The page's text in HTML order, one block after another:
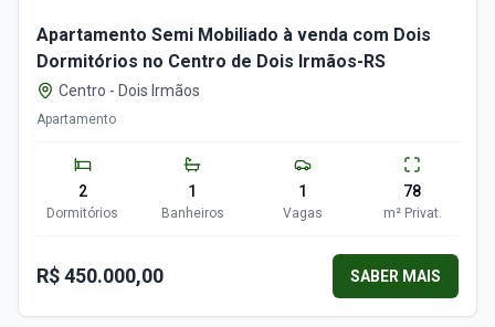
Apartamento Semi Mobiliado à venda com Dois
Dormitórios no Centro de Dois Irmãos-RS
Centro - Dois Irmãos
Apartamento
2
Dormitórios
1
Banheiros
1
Vagas
78
m²Privat.
R$ 450.000,00 SABER MAIS